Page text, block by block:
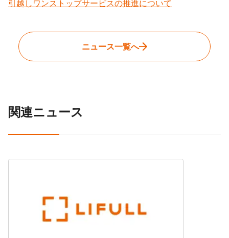
引越しワンストップサービスの推進について
ニュース一覧へ
関連ニュース